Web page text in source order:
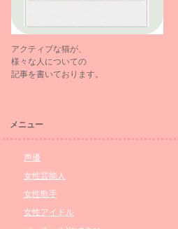
アクティブな猫が、
様々な人についての
記事を書いております。
メニュー
声優
女性芸能人
女性歌手
女性アイドル